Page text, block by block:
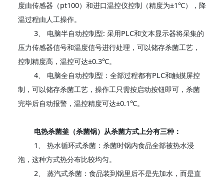
度由传感器（pt100）和进口温控仪控制（精度为±1℃），降
温过程由人工操作。
3、 电脑半自动控制型: 采用PLC和文本显示器将采集的
压力传感器信号和温度信号进行处理，可以储存杀菌工艺，
控制精度高，温控可达±0.3℃。
4、 电脑全自动控制型：全部过程都有PLC和触摸屏控
制，可以储存杀菌工艺，操作工只需按启动按钮即可，杀菌
完毕后自动报警，温控精度可达±0.1℃。
电热杀菌釜（杀菌锅）从杀菌方式上分有三种：
1、 热水循环式杀菌：杀菌时锅内食品全部被热水浸
泡，这种方式热分布比较均匀。
2、 蒸汽式杀菌：食品装到锅里后不是先加水，而是直